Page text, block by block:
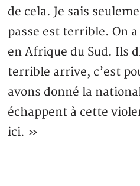
de cela. Je sais
passe est terrible. On
en Afrique du Sud. Ils
terrible arrive, c’est
avons donné la
échappent à cette
ici. »